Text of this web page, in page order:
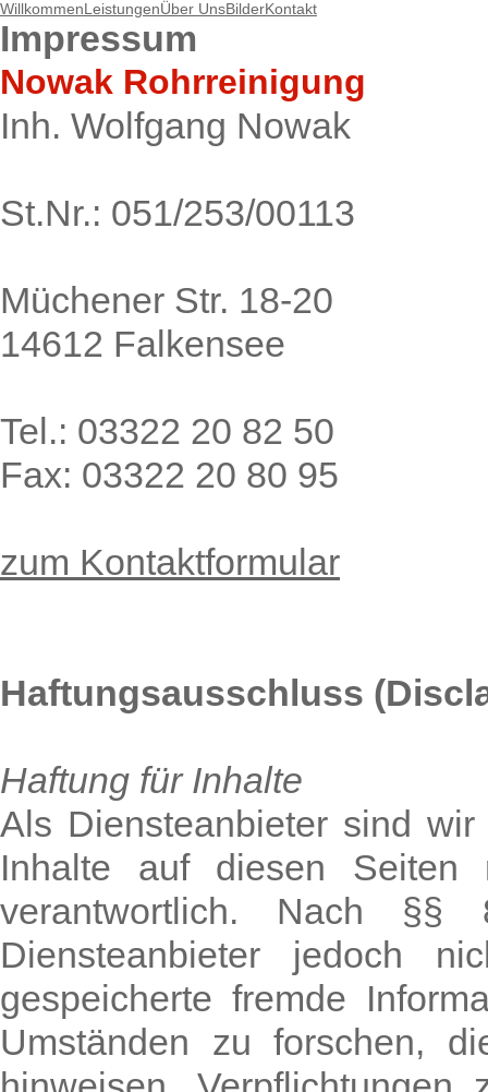
WillkommenLeistungenÜber UnsBilderKontakt
Impressum
Nowak Rohrreinigung
Inh. Wolfgang Nowak
St.Nr.: 051/253/00113
Müchener Str. 18-20
14612 Falkensee
Tel.: 03322 20 82 50
Fax: 03322 20 80 95
zum Kontaktformular
Haftungsausschluss
Haftung für Inhalte
Als Diensteanbieter sind
Inhalte auf diesen Seiten
verantwortlich. Nach
Diensteanbieter jedoch
gespeicherte fremde
Umständen zu forschen,